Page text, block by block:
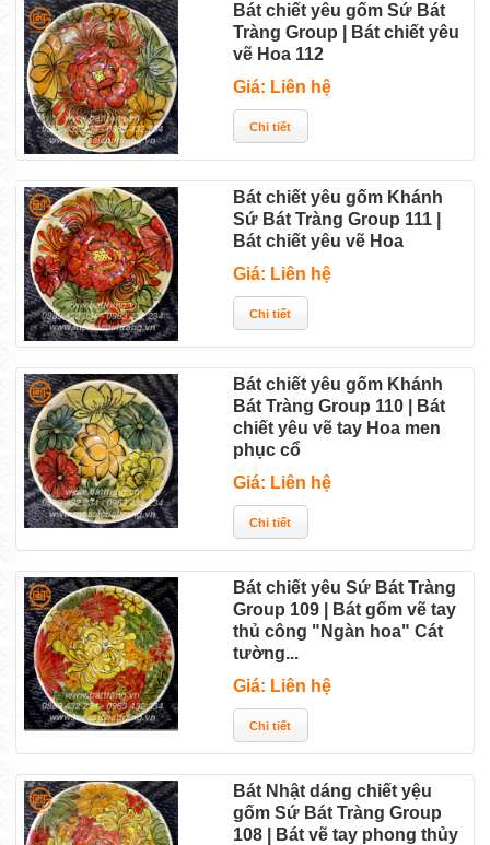
Bát chiết yêu gốm Sứ Bát
Tràng Group | Bát chiết yêu
vẽ Hoa 112
Giá: Liên hệ
Bát chiết yêu gốm Khánh
Sứ Bát Tràng Group 111 |
Bát chiết yêu vẽ Hoa
Giá: Liên hệ
Bát chiết yêu gốm Khánh
Bát Tràng Group 110 | Bát
chiết yêu vẽ tay Hoa men
phục cổ
Giá: Liên hệ
Bát chiết yêu Sứ Bát Tràng
Group 109 | Bát gốm vẽ tay
thủ công "Ngàn hoa" Cát
tường...
Giá: Liên hệ
Bát Nhật dáng chiết yệu
gốm Sứ Bát Tràng Group
108 | Bát vẽ tay phong thủy